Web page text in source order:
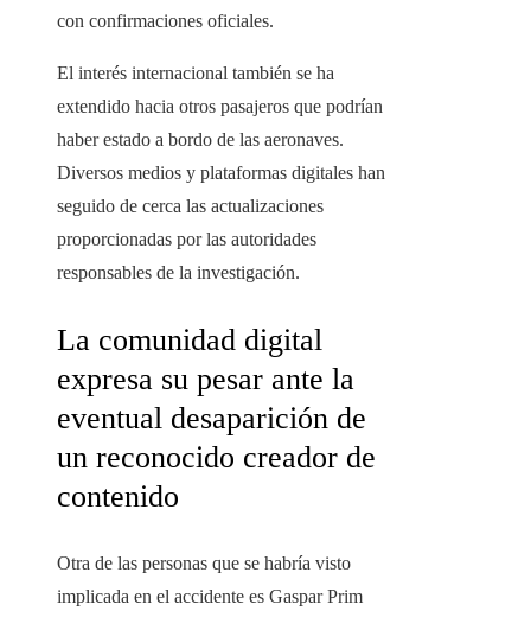
con confirmaciones oficiales.
El interés internacional también se ha
extendido hacia otros pasajeros que podrían
haber estado a bordo de las aeronaves.
Diversos medios y plataformas digitales han
seguido de cerca las actualizaciones
proporcionadas por las autoridades
responsables de la investigación.
La comunidad digital
expresa su pesar ante la
eventual desaparición de
un reconocido creador de
contenido
Otra de las personas que se habría visto
implicada en el accidente es Gaspar Prim